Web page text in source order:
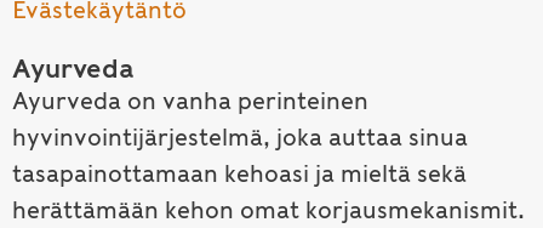
Evästekäytäntö
Ayurveda
Ayurveda on vanha perinteinen
hyvinvointijärjestelmä, joka auttaa sinua
tasapainottamaan kehoasi ja mieltä sekä
herättämään kehon omat korjausmekanismit.